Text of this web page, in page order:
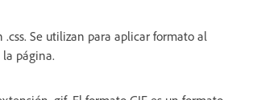
Se utilizan para aplicar formato al
página.